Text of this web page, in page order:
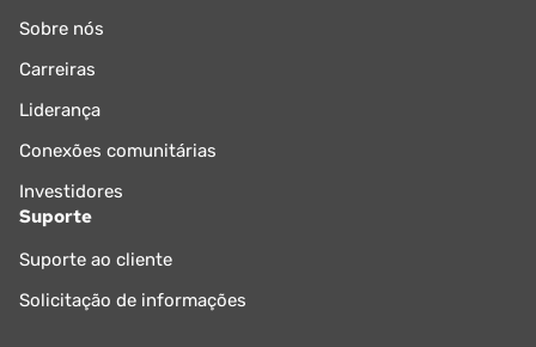
Sobre nós
Carreiras
Liderança
Conexões comunitárias
Investidores
Suporte
Suporte ao cliente
Solicitação de informações